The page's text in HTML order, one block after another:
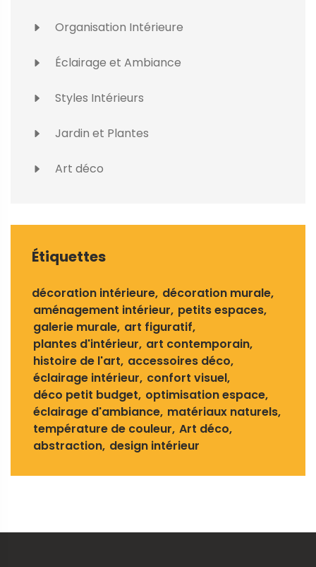
Organisation Intérieure
Éclairage et Ambiance
Styles Intérieurs
Jardin et Plantes
Art déco
Étiquettes
décoration intérieure décoration murale
aménagement intérieur petits espaces
galerie murale art figuratif
plantes d'intérieur art contemporain
histoire de l'art accessoires déco
éclairage intérieur confort visuel
déco petit budget optimisation espace
éclairage d'ambiance matériaux naturels
température de couleur Art déco
abstraction design intérieur